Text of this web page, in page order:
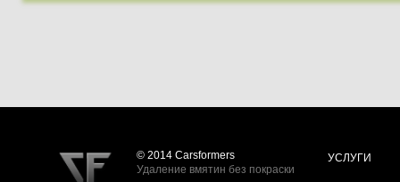
© 2014 Carsformers
Удаление вмятин без покраски
УСЛУГИ